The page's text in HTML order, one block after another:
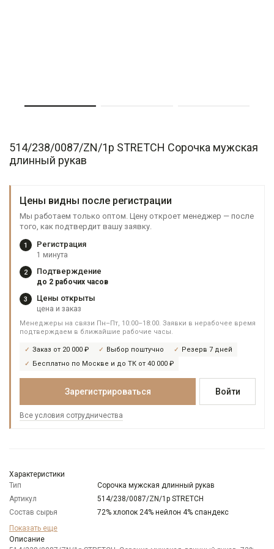
514/238/0087/ZN/1p STRETCH Сорочка мужская
длинный рукав
Цены видны после регистрации
Мы работаем только оптом. Цену откроет менеджер — после
того, как подтвердит вашу заявку.
1 Регистрация
1 минута
2 Подтверждение
до 2 рабочих часов
3 Цены открыты
цена и заказ
Менеджеры на связи Пн–Пт, 10:00–18:00. Заявки в нерабочее время
подтверждаем в ближайшие рабочие часы.
Заказ от 20 000 ₽ Выбор поштучно
Резерв 7 дней
Бесплатно по Москве и до ТК от 40 000 ₽
Зарегистрироваться Войти
Все условия сотрудничества
Характеристики
Тип
Сорочка мужская длинный рукав
Артикул
514/238/0087/ZN/1p STRETCH
Состав сырья
72% хлопок 24% нейлон 4% спандекс
Бренд
Модель
Показать еще
Описание